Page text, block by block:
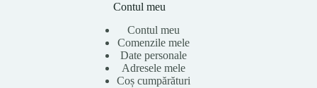
Contul meu
Contul meu
Comenzile mele
Date personale
Adresele mele
Coș cumpărături